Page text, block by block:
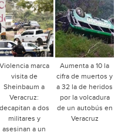
Violencia marca
visita de
Sheinbaum a
Veracruz:
decapitan a dos
militares y
asesinan a un
Aumenta a 10 la
cifra de muertos y
a 32 la de heridos
por la volcadura
de un autobús en
Veracruz